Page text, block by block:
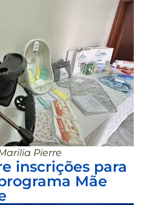
Pierre
inscrições para
Mãe